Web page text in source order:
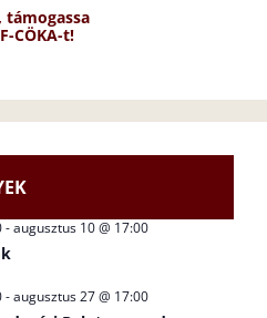
támogassa
CÖKA-t!
-augusztus 10 @ 17:00
-augusztus 27 @ 17:00